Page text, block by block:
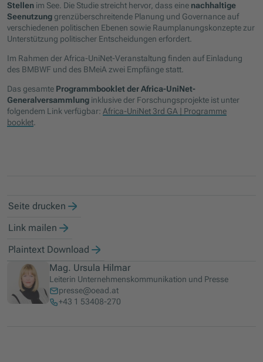
Stellen im See. Die Studie streicht hervor, dass eine nachhaltige
Seenutzunggrenzüberschreitende Planung und Governance auf
verschiedenen politischen Ebenen sowie Raumplanungskonzepte zur
Unterstützung politischer Entscheidungen erfordert.
Im Rahmen der Africa-UniNet-Veranstaltung finden auf Einladung
des BMBWF und des BMeiA zwei Empfänge statt.
Das gesamte Programmbooklet der Africa-UniNet-
Generalversammlung inklusive der Forschungsprojekte ist unter
folgendem Link verfügbar:Africa-UniNet 3rd GA | Programme
booklet
Seite drucken
Link mailen
Plaintext Download
Mag. Ursula Hilmar
Leiterin Unternehmenskommunikation und Presse
presse@oead.at
+43 1 53408-270